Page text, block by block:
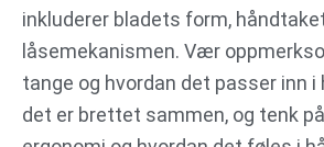
inkluderer bladets form,
låsemekanismen. Vær
tange og hvordan det passer inn
det er brettet sammen, og tenk